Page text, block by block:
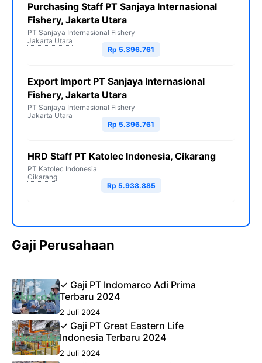
Purchasing Staff PT Sanjaya Internasional
Fishery, Jakarta Utara
PT Sanjaya Internasional Fishery
Jakarta Utara
Rp 5.396.761
Export Import PT Sanjaya Internasional
Fishery, Jakarta Utara
PT Sanjaya Internasional Fishery
Jakarta Utara
Rp 5.396.761
HRD Staff PT Katolec Indonesia, Cikarang
PT Katolec Indonesia
Cikarang
Rp 5.938.885
Gaji Perusahaan
✓ Gaji PT Indomarco Adi Prima
Terbaru 2024
2 Juli 2024
✓ Gaji PT Great Eastern Life
Indonesia Terbaru 2024
2 Juli 2024